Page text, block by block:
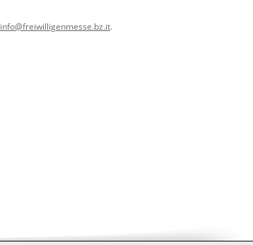
info@freiwilligenmesse.bz.it.